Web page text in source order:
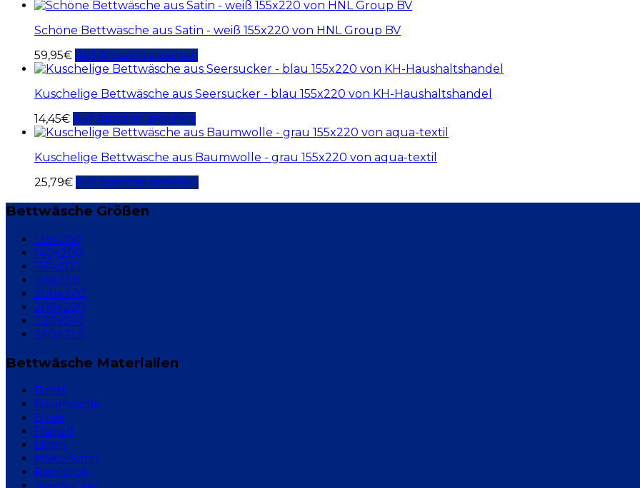
Schöne Bettwäsche aus Satin - weiß 155x220 von HNL Group BV
59,95€ Auf Amazon ansehen
Kuschelige Bettwäsche aus Seersucker - blau 155x220 von KH-Haushaltshandel
14,45€ Auf Amazon ansehen
Kuschelige Bettwäsche aus Baumwolle - grau 155x220 von aqua-textil
25,79€ Auf Amazon ansehen
Bettwäsche Größen
135x200
140x200
155x200
155x220
200x200
200x220
220x240
240x220
Bettwäsche Materialien
Batist
Baumwolle
Biber
Flanell
Linon
Mako-Satin
Renforcé